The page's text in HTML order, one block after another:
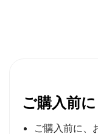
ご購入前に
ご購入前に、